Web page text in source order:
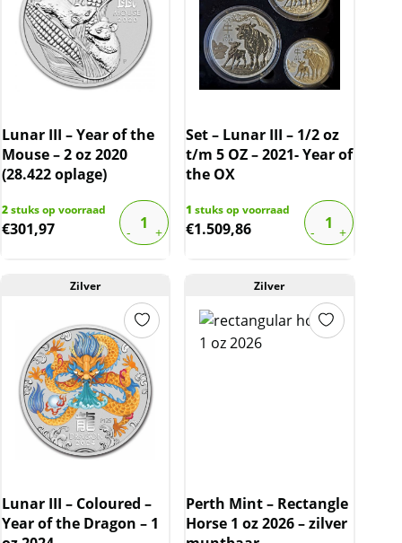
Lunar III – Year of the
Mouse – 2 oz 2020
(28.422 oplage)
2stuks op voorraad
€301,97
Set – Lunar III – 1/2 oz
t/m 5 OZ – 2021- Year of
the OX
1 stuks op voorraad
€1.509,86
Zilver
Lunar III – Coloured –
Year of the Dragon – 1
Zilver
Perth Mint – Rectangle
Horse 1 oz 2026 – zilver